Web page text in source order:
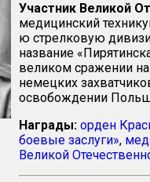
Участник Великой
медицинский
ю стрелковую
название
великом сражении
немецких
освобождении
Награды: орден
боевые заслуги»,
Великой